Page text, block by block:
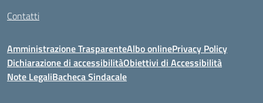
Contatti
Amministrazione TrasparenteAlbo onlinePrivacy Policy
Dichiarazione di accessibilitàObiettivi di Accessibilità
Note LegaliBacheca Sindacale